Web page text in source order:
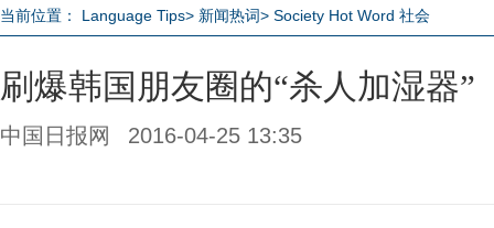
当前位置： Language Tips> 新闻热词> Society Hot Word 社会
刷爆韩国朋友圈的“杀人加湿器”
中国日报网 2016-04-25 13:35